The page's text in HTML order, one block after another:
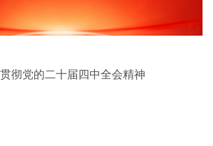
立和践行正确政绩观学习教育
质效年
彻党的二十届四中全会精神